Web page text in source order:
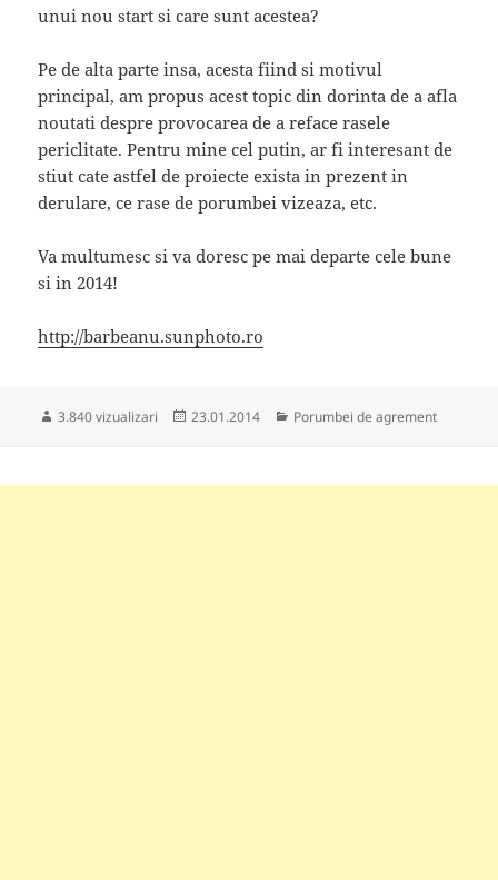
unui nou start si care sunt acestea?
Pe de alta parte insa, acesta fiind si motivul
principal, am propus acest topic din dorinta de a afla
noutati despre provocarea de a reface rasele
periclitate. Pentru mine cel putin, ar fi interesant de
stiut cate astfel de proiecte exista in prezent in
derulare, ce rase de porumbei vizeaza, etc.
Va multumesc si va doresc pe mai departe cele bune
si in 2014!
http://barbeanu.sunphoto.ro
3.840 vizualizari
Publicat
23.01.2014 Categorii
Porumbei de agrement